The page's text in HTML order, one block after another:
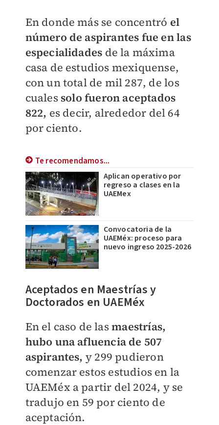
En donde más se concentró el
número de aspirantes fue en las
especialidades de la máxima
casa de estudios mexiquense,
con un total de mil 287, de los
cuales solo fueron aceptados
822, es decir, alrededor del 64
por ciento.
Te recomendamos...
Aplican operativo por
regreso a clases en la
UAEMex
Convocatoria de la
UAEMéx: proceso para
nuevo ingreso 2025-2026
Aceptados en Maestrías y
Doctorados en UAEMéx
En el caso de lasmaestrías,
hubo una afluencia de 507
aspirantes, y 299 pudieron
comenzar estos estudios en la
UAEMéx a partir del 2024, y se
tradujo en 59 por ciento de
aceptación.